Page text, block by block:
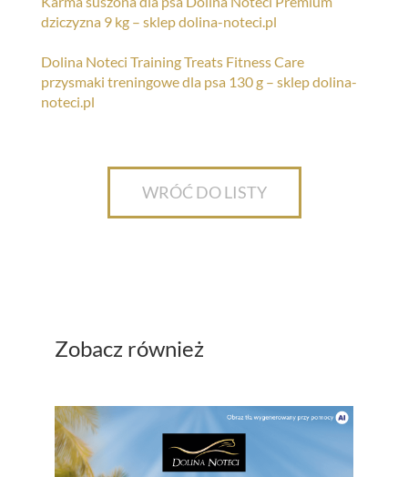
dziczyzna 9 kg – sklep dolina-noteci.pl
Dolina Noteci Training Treats Fitness Care
przysmaki treningowe dla psa 130 g – sklep dolina-
noteci.pl
WRÓĆ DO LISTY
Zobacz również